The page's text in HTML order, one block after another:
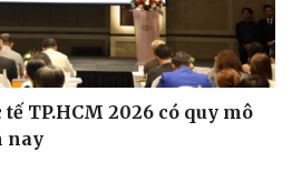
Nghệ sĩ
Thời trang
Sao Việt
TP.HCM 2026 có quy mô
nay